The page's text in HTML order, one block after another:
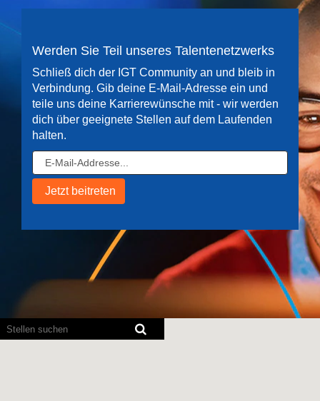
Werden Sie Teil unseres Talentenetzwerks
Schließ dich der IGT Community an und bleib in
Verbindung. Gib deine E-Mail-Adresse ein und
teile uns deine Karrierewünsche mit - wir werden
dich über geeignete Stellen auf dem Laufenden
halten.
Bildschirmausleseprogramme
können